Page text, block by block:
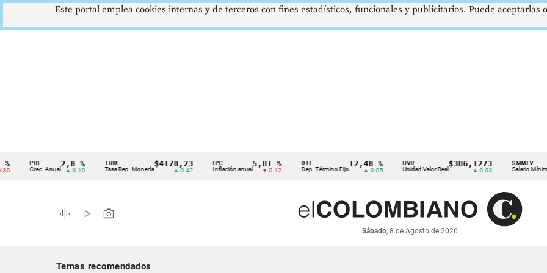
Cintillo
indicadores
económicos
PIB
Crec. Anual
2,8 %
▲ 0.10
TRM
Tasa Rep. Moneda
$4178,23
▲ 0.42 Inflación anual
5,81 %
▼ 0.12
DTF
Dep. Término Fijo
12,48 %
▲ 0.05
UVR
Unidad Valor Real
$386,1273 SMMLV
Salario Mínimo
graphic_eq play_arrow photo_camera
Sábado, 8 de Agosto de 2026
Temas recomendados
Este portal emplea cookies internas y de terceros con fines estadísticos, funcionales y publicitarios. Puede aceptarlas